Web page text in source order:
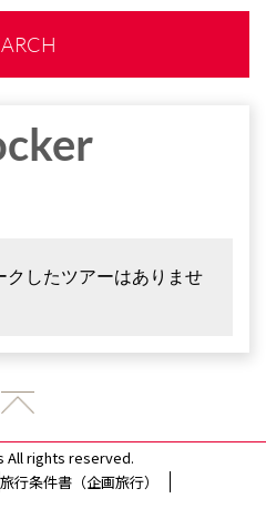
クしたツアーはありませ
All rights reserved.
旅行条件書（企画旅行）